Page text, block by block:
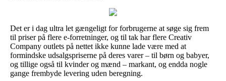
Det er i dag ultra let gængeligt for forbrugerne at søge sig frem
til priser på flere e-forretninger, og til tak har flere Creativ
Company outlets på nettet ikke kunne lade være med at
formindske udsalgspriserne på deres varer – til børn og babyer,
og tillige også til kvinder og mænd – markant, og endda nogle
gange frembyde levering uden beregning.